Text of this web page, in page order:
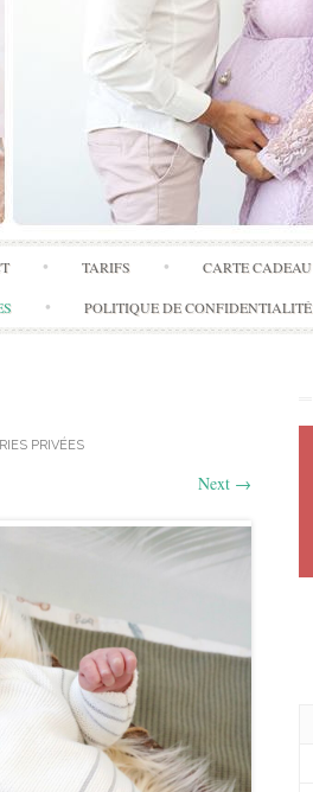
Skip
to
content
TARIFS CARTE CADEAU
POLITIQUE DE CONFIDENTIALITÉ
PRIVÉES
Next →